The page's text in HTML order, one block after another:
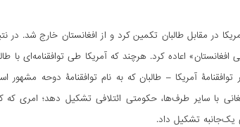
در مقابل طالبان تکمین کرد و از افغانستان خارج شد. در
اعاده کرد. هرچند که آمریکا طی توافقنامه‌ای با
توافقنامۀ آمریکا – طالبان که به نام توافقنامۀ دوحه
با سایر طرف‌ها، حکومتی ائتلافی تشکیل دهد؛ امری که
تشکیل داد.